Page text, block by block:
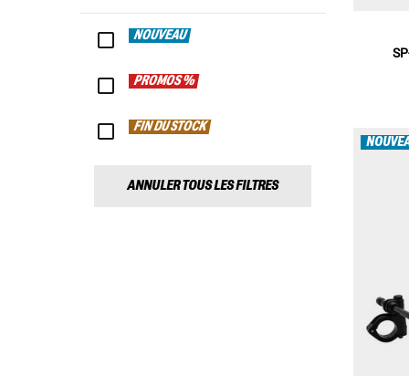
NOUVEAU
PROMOS %
FIN DU STOCK
ANNULER TOUS LES FILTRES